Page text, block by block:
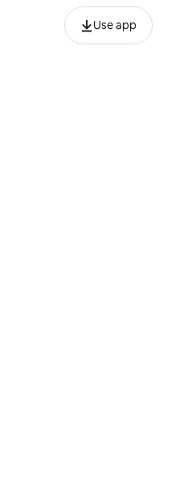
Use app